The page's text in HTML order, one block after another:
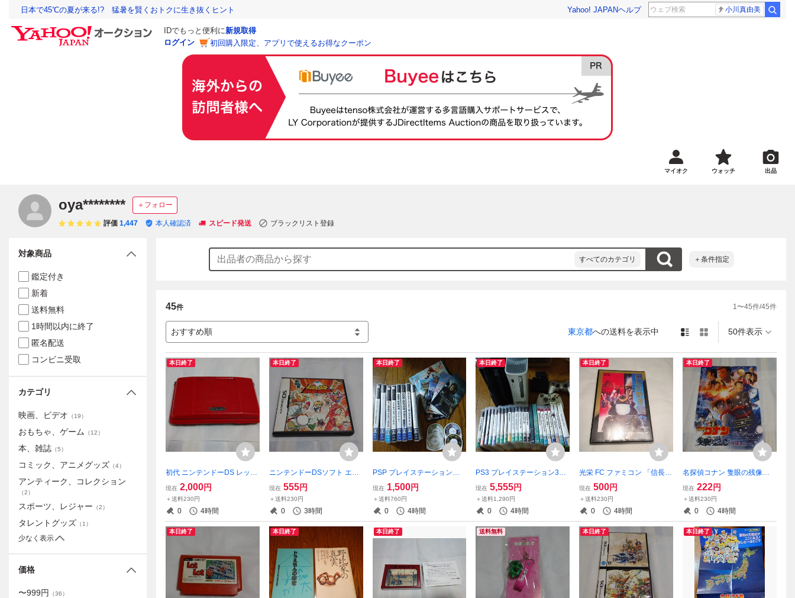
日本で45℃の夏が来る!? 猛暑を賢くおトクに生き抜くヒント Yahoo! JAPANヘルプ 小川真由美
IDでもっと便利に新規取得
ログイン
初回購入限定、アプリで使えるお得なクーポン
マイオク ウォッチ 出品
oya******** ＋フォロー
評価 1,447 本人確認済 スピード発送 ブラックリスト登録
すべてのカテゴリ ＋条件指定
45件 1〜45件/45件
おすすめ順 東京都への送料を表示中 50件表示
本日終了
初代 ニンテンドーDS レッド
（ジャンク）
現在 2,000円
＋送料230円
0 4時間
本日終了
ニンテンドーDSソフト エッ
グモンスターヒーロー（HER
O）
現在 555円
＋送料230円
0 3時間
本日終了
PSP プレイステーションポ
ータブル ソフト12本
現在 1,500円
＋送料760円
0 4時間
本日終了
PS3 プレイステーション3本
体（初期型）& ソフト20本 x-
box360本体&ソフト3本（ジ
ャンク）
現在 5,555円
＋送料1,290円
0 4時間
本日終了
光栄 FC ファミコン 「信長の
野望」
現在 500円
＋送料230円
0 4時間
本日終了
名探偵コナン 隻眼の残像（
フラッシュバック）クリアフ
ァイル
現在 222円
＋送料230円
0 4時間
本日終了 本日終了 本日終了 送料無料 本日終了 本日終了
対象商品
鑑定付き
新着
送料無料
1時間以内に終了
匿名配送
コンビニ受取
カテゴリ
映画、ビデオ （19）
おもちゃ、ゲーム （12）
本、雑誌 （5）
コミック、アニメグッズ （4）
アンティーク、コレクション
（2）
スポーツ、レジャー （2）
タレントグッズ （1 ）
少なく表示
価格
〜999円 （36）